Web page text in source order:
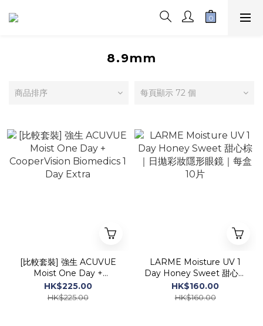
8.9mm
商品排序 每頁顯示 72 個
[比較套裝] 強生 ACUVUE
Moist One Day +
CooperVision Biomedics
1 Day Extra
HK$225.00
HK$225.00
LARME Moisture UV 1
Day Honey Sweet 甜心棕
｜日拋彩妝隱形眼鏡｜每盒
10片
HK$160.00
HK$160.00